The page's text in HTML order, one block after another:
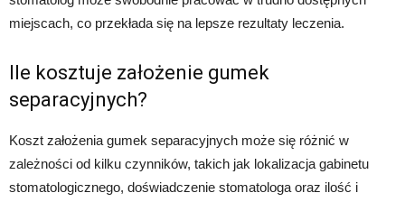
miejscach, co przekłada się na lepsze rezultaty leczenia.
Ile kosztuje założenie gumek
separacyjnych?
Koszt założenia gumek separacyjnych może się różnić w
zależności od kilku czynników, takich jak lokalizacja gabinetu
stomatologicznego, doświadczenie stomatologa oraz ilość i